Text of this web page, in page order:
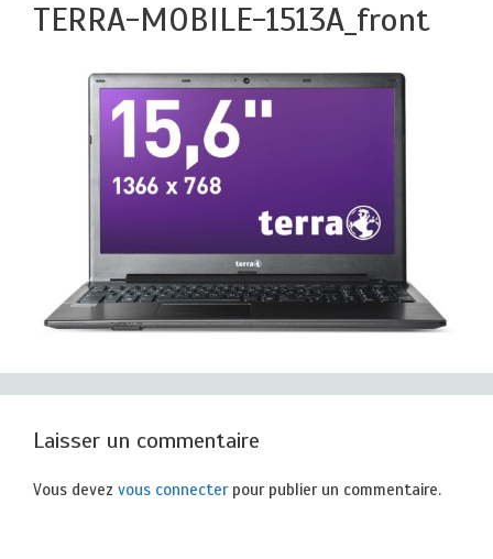
TERRA-MOBILE-1513A_front
Laisser un commentaire
Vous devez vous connecterpour publier un commentaire.